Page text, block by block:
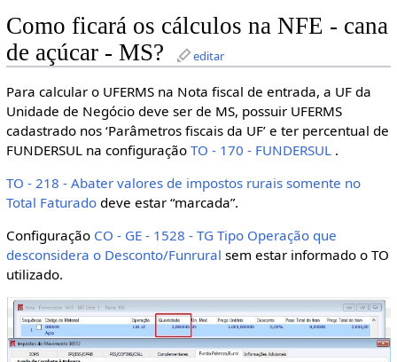
Como ficará os cálculos na NFE - cana
de açúcar - MS?
editar
Para calcular o UFERMS na Nota fiscal de entrada, a UF da
Unidade de Negócio deve ser de MS, possuir UFERMS
cadastrado nos ‘Parâmetros fiscais da UF’ e ter percentual de
FUNDERSUL na configuração TO - 170 - FUNDERSUL .
TO - 218 - Abater valores de impostos rurais somente no
Total Faturadodeve estar “marcada”.
Configuração CO - GE - 1528 - TG Tipo Operação que
desconsidera o Desconto/Funrural sem estar informado o TO
utilizado.